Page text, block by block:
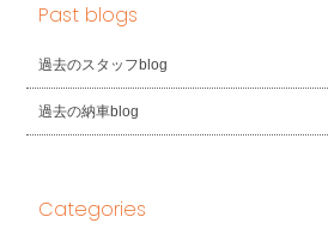
Past blogs
過去のスタッフblog
過去の納車blog
Categories